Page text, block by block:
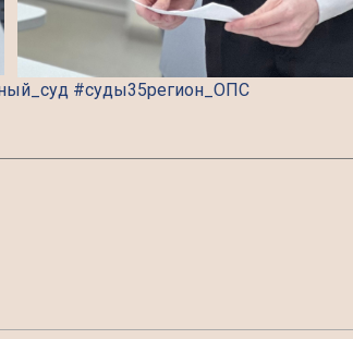
#суды35регион_ОПС